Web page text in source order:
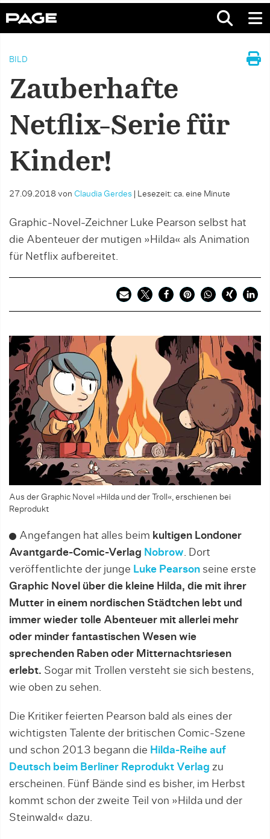
BILD
Zauberhafte
Netflix-Serie für
Kinder!
27.09.2018 von Claudia Gerdes Lesezeit: ca. eine Minute
Graphic-Novel-Zeichner Luke Pearson selbst hat
die Abenteuer der mutigen »Hilda« als Animation
für Netflix aufbereitet.
Aus der Graphic Novel »Hilda und der Troll«, erschienen bei
Reprodukt
Angefangen hat alles beim kultigen Londoner
Avantgarde-Comic-Verlag Nobrow. Dort
veröffentlichte der junge Luke Pearson seine erste
Graphic Novel über die kleine Hilda, die mit ihrer
Mutter in einem nordischen Städtchen lebt und
immer wieder tolle Abenteuer mit allerlei mehr
oder minder fantastischen Wesen wie
sprechenden Raben oder Mitternachtsriesen
erlebt. Sogar mit Trollen versteht sie sich bestens,
wie oben zu sehen.
Die Kritiker feierten Pearson bald als eines der
wichtigsten Talente der britischen Comic-Szene
und schon 2013 begann die Hilda-Reihe auf
Deutsch beim Berliner Reprodukt Verlag zu
erscheinen. Fünf Bände sind es bisher, im Herbst
kommt schon der zweite Teil von »Hilda und der
Steinwald« dazu.